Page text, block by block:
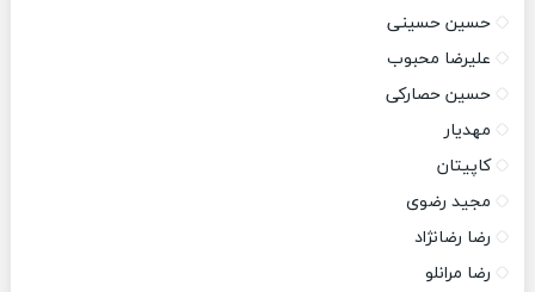
حسین حسینی
علیرضا محبوب
حسین حصارکی
مهدیار
کاپیتان
مجید رضوی
رضا رضانژاد
رضا مرانلو